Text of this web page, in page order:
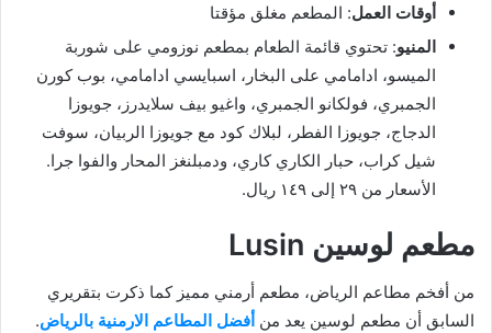
أوقات العمل: المطعم مغلق مؤقتا
المنيو: تحتوي قائمة الطعام بمطعم نوزومي على شوربة
الميسو، ادامامي على البخار، اسبايسي ادامامي، بوب كورن
الجمبري، فولكانو الجمبري، واغيو بيف سلايدرز، جويوزا
الدجاج، جويوزا الفطر، لبلاك كود مع جويوزا الربيان، سوفت
شيل كراب، حبار الكاري كاري، ودمبلنغز المحار والفوا جرا.
الأسعار من ٢٩ إلى ١٤٩ ريال.
مطعم لوسين Lusin
من أفخم مطاعم الرياض، مطعم أرمني مميز كما ذكرت بتقريري
السابق أن مطعم لوسين يعد من أفضل المطاعم الارمنية بالرياض.